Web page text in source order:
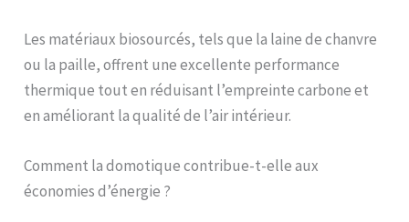
Les matériaux biosourcés, tels que la laine de chanvre
ou la paille, offrent une excellente performance
thermique tout en réduisant l’empreinte carbone et
en améliorant la qualité de l’air intérieur.
Comment la domotique contribue-t-elle aux
économies d’énergie ?